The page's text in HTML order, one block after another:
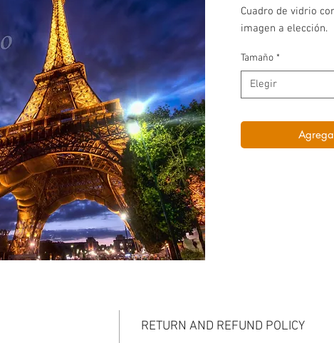
Cuadro de vidrio
imagen a elección.
Tamaño *
Elegir
RETURN AND REFUND POLICY